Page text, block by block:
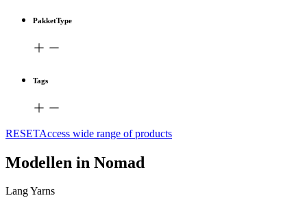
PakketType
Tags
RESETAccess wide range of products
Modellen in Nomad
Lang Yarns